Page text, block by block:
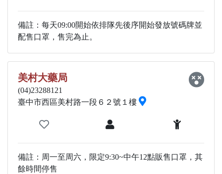
備註：每天09:00開始依排隊先後序開始發放號碼牌並
配售口罩，售完為止。
美村大藥局
(04)23288121
臺中市西區美村路一段６２號１樓
備註：周一至周六，限定9:30~中午12點販售口罩，其
餘時間停售